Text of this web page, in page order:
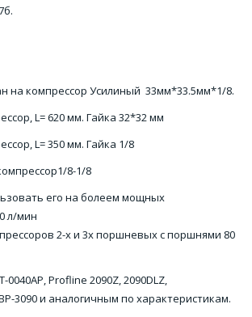
на компрессор Усилиный 33мм*33.5мм*1/8.
L= 620 мм. Гайка 32*32 мм
L= 350 мм. Гайка 1/8
8-1/8
его на болеем мощных
л/мин
2-х и 3х поршневых с поршнями 80
0040AP, Profline 2090Z, 2090DLZ,
BP-3090 и аналогичным по характеристикам.